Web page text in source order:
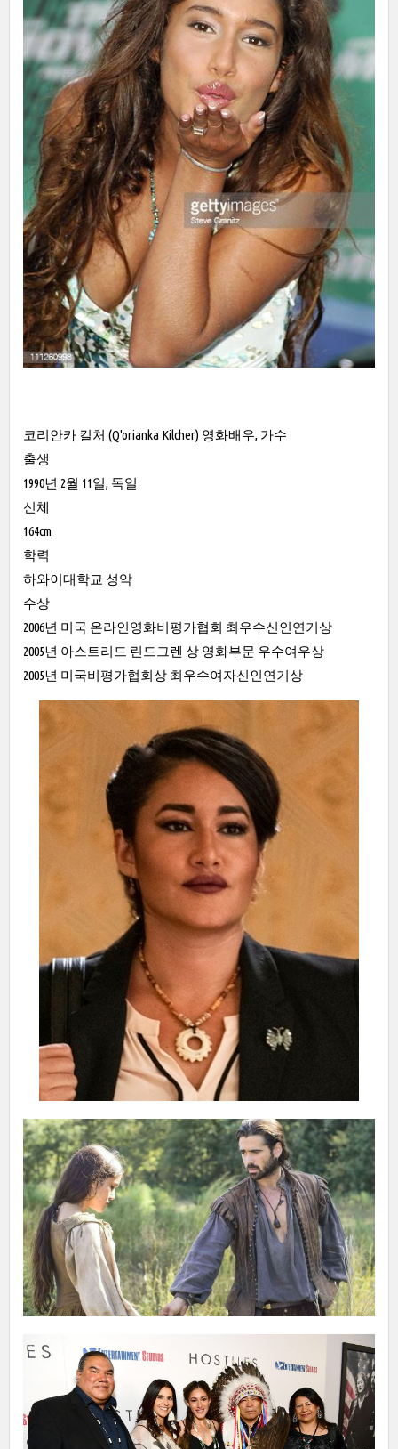
코리안카 킬처 (Q'orianka Kilcher) 영화배우, 가수
출생
1990년 2월 11일, 독일
신체
164cm
학력
하와이대학교 성악
수상
2006년 미국 온라인영화비평가협회 최우수신인연기상
2005년 아스트리드 린드그렌 상 영화부문 우수여우상
2005년 미국비평가협회상 최우수여자신인연기상